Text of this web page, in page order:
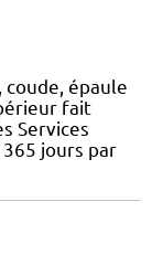
épaule
fait
Services
365 jours par